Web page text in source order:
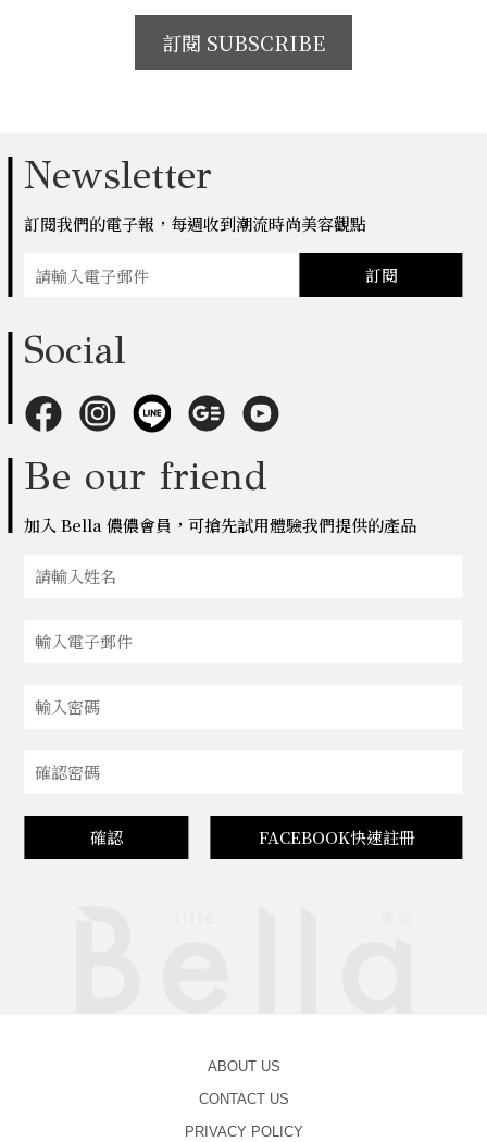
訂閱 SUBSCRIBE
Newsletter
訂閱我們的電子報，每週收到潮流時尚美容觀點
訂閱
Social
Be our friend
加入 Bella 儂儂會員，可搶先試用體驗我們提供的產品
確認 FACEBOOK快速註冊
ABOUT US
CONTACT US
PRIVACY POLICY